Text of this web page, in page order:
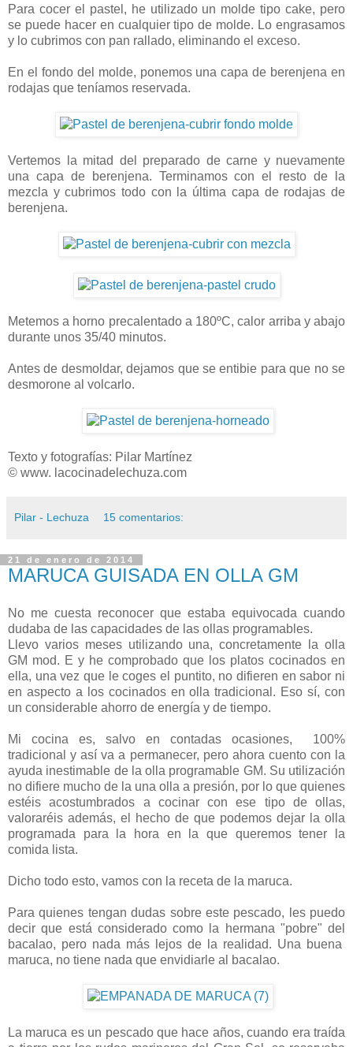
Para cocer el pastel, he utilizado un molde tipo cake, pero
se puede hacer en cualquier tipo de molde. Lo engrasamos
y lo cubrimos con pan rallado, eliminando el exceso.
En el fondo del molde, ponemos una capa de berenjena en
rodajas que teníamos reservada.
Vertemos la mitad del preparado de carne y nuevamente
una capa de berenjena. Terminamos con el resto de la
mezcla y cubrimos todo con la última capa de rodajas de
berenjena.
Metemos a horno precalentado a 180ºC, calor arriba y abajo
durante unos 35/40 minutos.
Antes de desmoldar, dejamos que se entibie para que no se
desmorone al volcarlo.
Texto y fotografías: Pilar Martínez
© www. lacocinadelechuza.com
Pilar - Lechuza 15 comentarios:
21 de enero de 2014
MARUCA GUISADA EN OLLA GM
No me cuesta reconocer que estaba equivocada cuando
dudaba de las capacidades de las ollas programables.
Llevo varios meses utilizando una, concretamente la olla
GM mod. E y he comprobado que los platos cocinados en
ella, una vez que le coges el puntito, no difieren en sabor ni
en aspecto a los cocinados en olla tradicional. Eso sí, con
un considerable ahorro de energía y de tiempo.
Mi cocina es, salvo en contadas ocasiones, 100%
tradicional y así va a permanecer, pero ahora cuento con la
ayuda inestimable de la olla programable GM. Su utilización
no difiere mucho de la una olla a presión, por lo que quienes
estéis acostumbrados a cocinar con ese tipo de ollas,
valoraréis además, el hecho de que podemos dejar la olla
programada para la hora en la que queremos tener la
comida lista.
Dicho todo esto, vamos con la receta de la maruca.
Para quienes tengan dudas sobre este pescado, les puedo
decir que está considerado como la hermana "pobre" del
bacalao, pero nada más lejos de la realidad. Una buena
maruca, no tiene nada que envidiarle al bacalao.
La maruca es un pescado que hace años, cuando era traída